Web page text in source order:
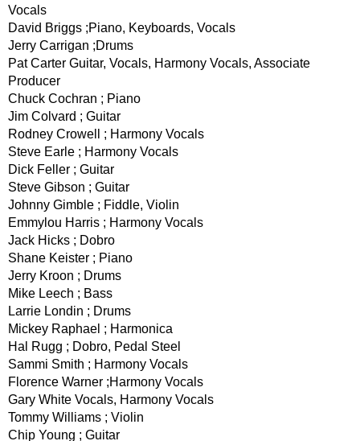
Vocals
David Briggs ;Piano, Keyboards, Vocals
Jerry Carrigan ;Drums
Pat Carter Guitar, Vocals, Harmony Vocals, Associate
Producer
Chuck Cochran ; Piano
Jim Colvard ; Guitar
Rodney Crowell ; Harmony Vocals
Steve Earle ; Harmony Vocals
Dick Feller ; Guitar
Steve Gibson ; Guitar
Johnny Gimble ; Fiddle, Violin
Emmylou Harris ; Harmony Vocals
Jack Hicks ; Dobro
Shane Keister ; Piano
Jerry Kroon ; Drums
Mike Leech ; Bass
Larrie Londin ; Drums
Mickey Raphael ; Harmonica
Hal Rugg ; Dobro, Pedal Steel
Sammi Smith ; Harmony Vocals
Florence Warner ;Harmony Vocals
Gary White Vocals, Harmony Vocals
Tommy Williams ; Violin
Chip Young ; Guitar